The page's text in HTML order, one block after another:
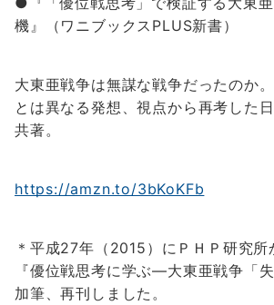
機』（ワニブックスPLUS新書）
大東亜戦争は無謀な戦争だったのか
とは異なる発想、視点から再考した
共著。
https://amzn.to/3bKoKFb
＊平成27年（2015）にＰＨＰ研究所
『優位戦思考に学ぶ―大東亜戦争「
加筆、再刊しました。